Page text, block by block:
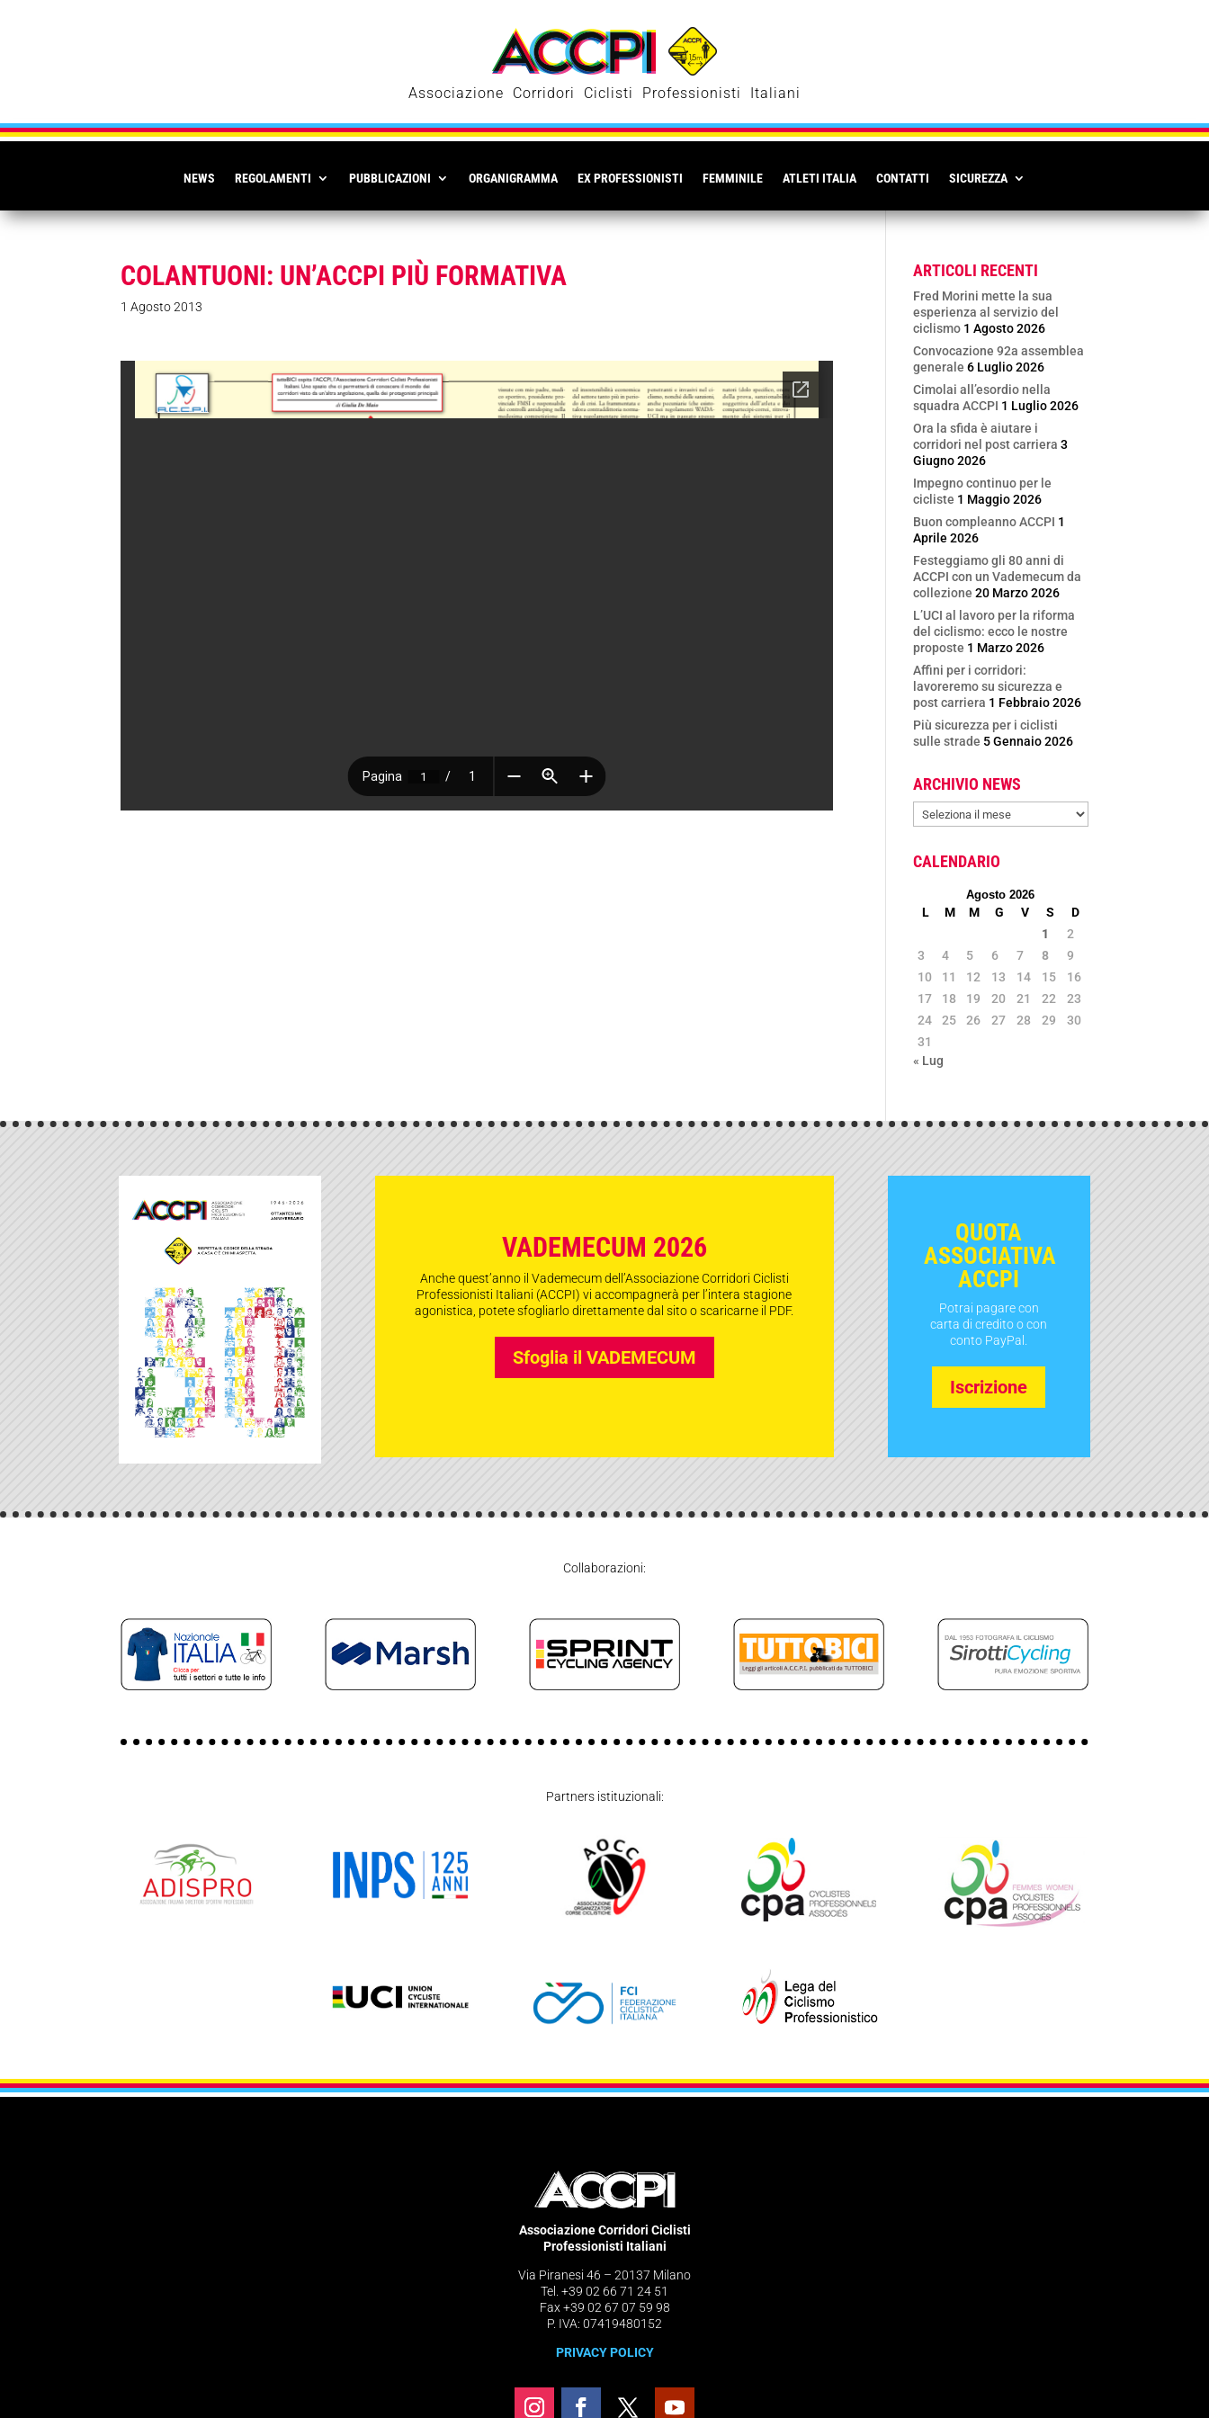
Associazione Corridori Ciclisti Professionisti Italiani
NEWS REGOLAMENTI PUBBLICAZIONI ORGANIGRAMMA EX PROFESSIONISTI FEMMINILE ATLETI ITALIA CONTATTI SICUREZZA
COLANTUONI: UN’ACCPI PIÙ FORMATIVA
1 Agosto 2013
ARTICOLI RECENTI
Fred Morini mette la sua
esperienza al servizio del
ciclismo 1 Agosto 2026
Convocazione 92a assemblea
generale 6 Luglio 2026
Cimolai all’esordio nella
squadra ACCPI 1 Luglio 2026
Ora la sfida è aiutare i
corridori nel post carriera 3
Giugno 2026
Impegno continuo per le
cicliste 1 Maggio 2026
Buon compleanno ACCPI 1
Aprile 2026
Festeggiamo gli 80 anni di
ACCPI con un Vademecum da
collezione 20 Marzo 2026
L’UCI al lavoro per la riforma
del ciclismo: ecco le nostre
proposte 1 Marzo 2026
Affini per i corridori:
lavoreremo su sicurezza e
post carriera 1 Febbraio 2026
Più sicurezza per i ciclisti
sulle strade 5 Gennaio 2026
ARCHIVIO NEWS
ARCHIVIO
NEWS
CALENDARIO
Agosto 2026
L M M G V S
D
1
2
3
4 5 6 7 8
9
10
11 12 13 14 15
16
17
18 19 20 21 22
23
24
25 26 27 28 29
30
31
« Lug
VADEMECUM 2026
Anche quest’anno il Vademecum dell’Associazione Corridori Ciclisti
Professionisti Italiani (ACCPI) vi accompagnerà per l’intera stagione
agonistica, potete sfogliarlo direttamente dal sito o scaricarne il PDF.
Sfoglia il VADEMECUM
QUOTA
ASSOCIATIVA
ACCPI
Potrai pagare con
carta di credito o con
conto PayPal.
Iscrizione
Collaborazioni:
Partners istituzionali:
Associazione Corridori Ciclisti
Professionisti Italiani
Via Piranesi 46 – 20137 Milano
Tel. +39 02 66 71 24 51
Fax +39 02 67 07 59 98
P. IVA: 07419480152
PRIVACY POLICY